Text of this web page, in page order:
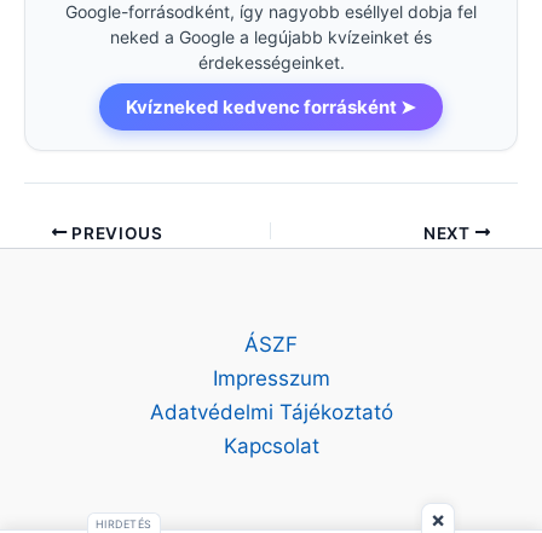
Google-forrásodként, így nagyobb eséllyel dobja fel
neked a Google a legújabb kvízeinket és
érdekességeinket.
Kvízneked kedvenc forrásként ➤
PREVIOUS NEXT
ÁSZF
Impresszum
Adatvédelmi Tájékoztató
Kapcsolat
HIRDETÉS ×